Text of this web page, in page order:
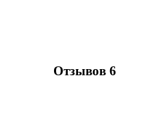
Отзывов 6